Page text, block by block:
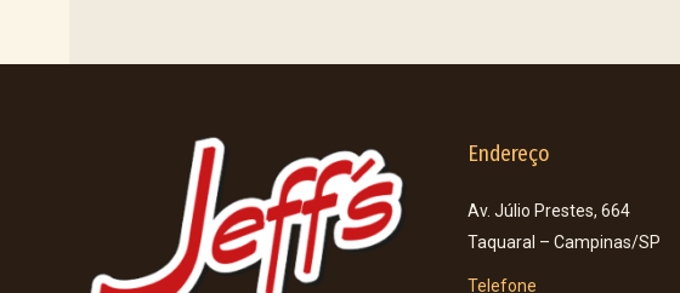
Endereço
Av. Júlio Prestes, 664
Taquaral – Campinas/SP
Telefone